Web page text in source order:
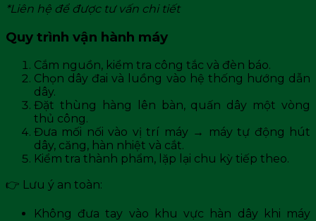
*Liên hệ để được tư vấn chi tiết
Quy trình vận hành máy
Cắm nguồn, kiểm tra công tắc và đèn báo.
Chọn dây đai và luồng vào hệ thống hướng dẫn
dây.
Đặt thùng hàng lên bàn, quấn dây một vòng
thủ công.
Đưa mối nối vào vị trí máy → máy tự động hút
dây, căng, hàn nhiệt và cắt.
Kiểm tra thành phẩm, lặp lại chu kỳ tiếp theo.
👉 Lưu ý an toàn:
Không đưa tay vào khu vực hàn dây khi máy